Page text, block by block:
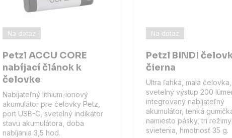
Na dotaz
Petzl ACCU CORE
nabíjací článok k
čelovke
Nabíjateľný lithium-ionový
akumulátor pre čelovky Petz,
port USB-C, svetelný indikátor
stavu akumulátora, doba
nabíjania 3,5 hod.
Na dotaz
Petzl BINDI
čierna
Ultra ľahká, malá čelovka,
svetelný výstup 200
integrovaný nabíjateľný
akumulátor, tenká
namiesto pásky, tri režimy
svietenia, hmotnosť 35 g.